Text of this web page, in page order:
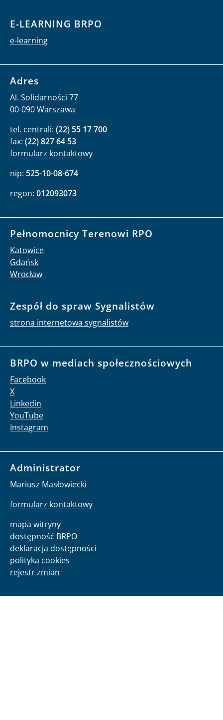
E-LEARNING BRPO
e-learning
Adres
Al. Solidarności 77
00-090 Warszawa
tel. centrali: (22) 55 17 700
fax: (22) 827 64 53
formularz kontaktowy
nip: 525-10-08-674
regon: 012093073
Pełnomocnicy Terenowi RPO
Katowice
Gdańsk
Wrocław
Zespół do spraw Sygnalistów
strona internetowa sygnalistów
BRPO w mediach społecznościowych
Facebook
X
Linkedin
YouTube
Instagram
Administrator
Mariusz Masłowiecki
formularz kontaktowy
mapa witryny
dostępność BRPO
deklaracja dostępności
polityka cookies
rejestr zmian